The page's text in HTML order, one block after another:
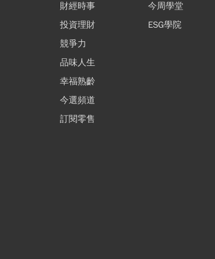
財經時事
投資理財
競爭力
品味人生
幸福熟齡
今選頻道
訂閱零售
今周學堂
ESG學院